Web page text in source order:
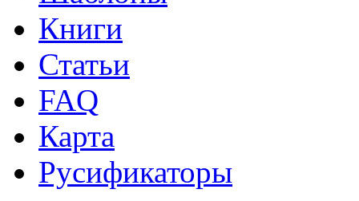
Книги
Статьи
FAQ
Карта
Русификаторы